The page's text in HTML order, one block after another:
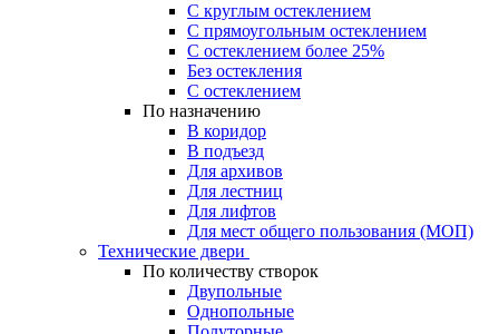
С круглым остеклением
С прямоугольным остеклением
С остеклением более 25%
Без остекления
С остеклением
По назначению
В коридор
В подъезд
Для архивов
Для лестниц
Для лифтов
Для мест общего пользования (МОП)
Технические двери
По количеству створок
Двупольные
Однопольные